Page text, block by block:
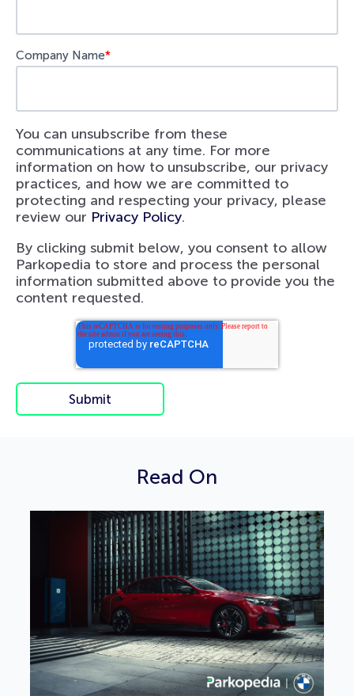
Company Name*
You can unsubscribe from these
communications at any time. For more
information on how to unsubscribe, our privacy
practices, and how we are committed to
protecting and respecting your privacy, please
review our Privacy Policy.
By clicking submit below, you consent to allow
Parkopedia to store and process the personal
information submitted above to provide you the
content requested.
Read On